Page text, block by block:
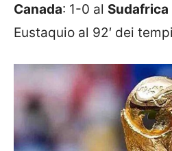
Canada: 1-0 al Sudafrica
Eustaquio al 92′ dei